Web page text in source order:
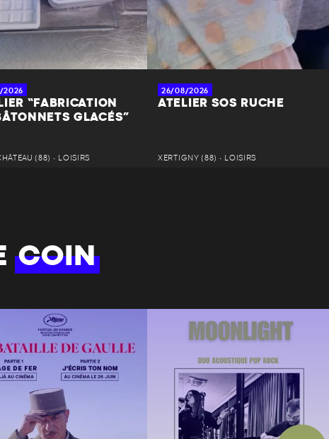
2026
“FABRICATION
GLACÉS”
(88) • LOISIRS
26/08/2026
ATELIER SOS RUCHE
XERTIGNY (88) • LOISIRS
COIN